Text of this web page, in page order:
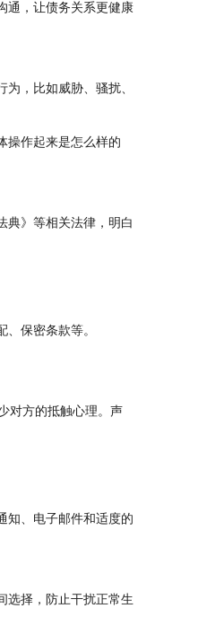
通，让债务关系更健康
，比如威胁、骚扰、
操作起来是怎么样的
典》等相关法律，明白
保密条款等。
对方的抵触心理。声
知、电子邮件和适度的
选择，防止干扰正常生